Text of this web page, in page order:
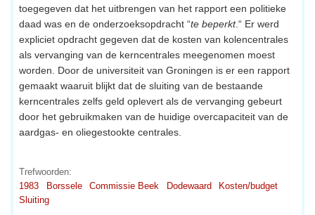
toegegeven dat het uitbrengen van het rapport een politieke
daad was en de onderzoeksopdracht “te beperkt.“ Er werd
expliciet opdracht gegeven dat de kosten van kolencentrales
als vervanging van de kerncentrales meegenomen moest
worden. Door de universiteit van Groningen is er een rapport
gemaakt waaruit blijkt dat de sluiting van de bestaande
kerncentrales zelfs geld oplevert als de vervanging gebeurt
door het gebruikmaken van de huidige overcapaciteit van de
aardgas- en oliegestookte centrales.
Trefwoorden:
1983
Borssele Commissie Beek Dodewaard
Kosten/budget
Sluiting